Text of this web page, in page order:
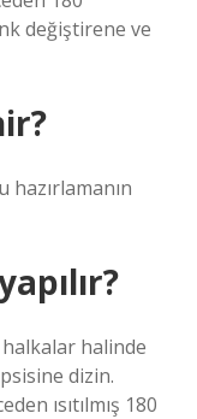
değiştirene ve
hazırlamanın
halinde
dizin.
ısıtılmış 180